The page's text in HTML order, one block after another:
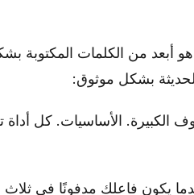
أبعد من الكلمات المكتوبة
بشكل موثوق:
الكبيرة. الأساسيات. كل
يكون فاعلك مدفونًا في